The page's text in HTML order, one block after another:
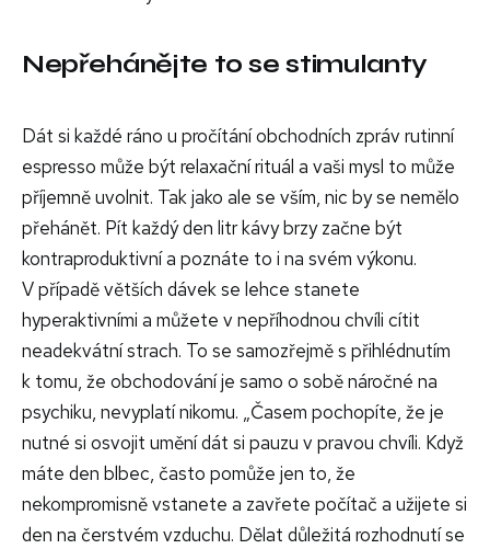
Nepřehánějte to se stimulanty
Dát si každé ráno u pročítání obchodních zpráv rutinní
espresso může být relaxační rituál a vaši mysl to může
příjemně uvolnit. Tak jako ale se vším, nic by se nemělo
přehánět. Pít každý den litr kávy brzy začne být
kontraproduktivní a poznáte to i na svém výkonu.
V případě větších dávek se lehce stanete
hyperaktivními a můžete v nepříhodnou chvíli cítit
neadekvátní strach. To se samozřejmě s přihlédnutím
k tomu, že obchodování je samo o sobě náročné na
psychiku, nevyplatí nikomu. „Časem pochopíte, že je
nutné si osvojit umění dát si pauzu v pravou chvíli. Když
máte den blbec, často pomůže jen to, že
nekompromisně vstanete a zavřete počítač a užijete si
den na čerstvém vzduchu. Dělat důležitá rozhodnutí se